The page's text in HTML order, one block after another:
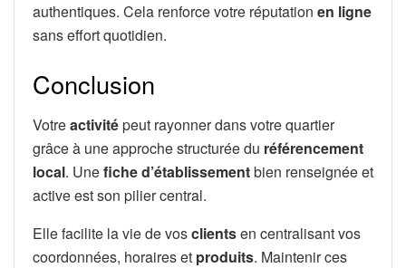
authentiques. Cela renforce votre réputation en ligne
sans effort quotidien.
Conclusion
Votreactivitépeut rayonner dans votre quartier
grâce à une approche structurée du référencement
local. Unefiche d’établissementbien renseignée et
active est son pilier central.
Elle facilite la vie de vosclientsen centralisant vos
coordonnées, horaires et produits. Maintenir ces